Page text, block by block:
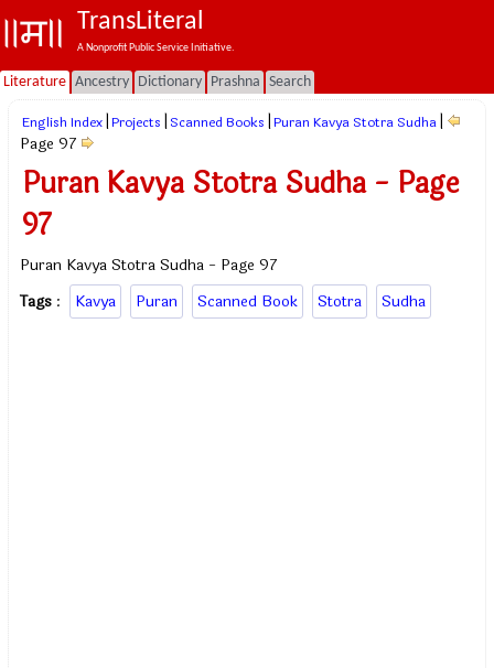
TransLiteral
A Nonprofit Public Service Initiative.
Literature Ancestry Dictionary Prashna Search
English Index Projects Scanned Books Puran Kavya Stotra Sudha
Page 97
Puran Kavya Stotra Sudha - Page
97
Puran Kavya Stotra Sudha - Page 97
Tags : Kavya Puran Scanned Book Stotra Sudha